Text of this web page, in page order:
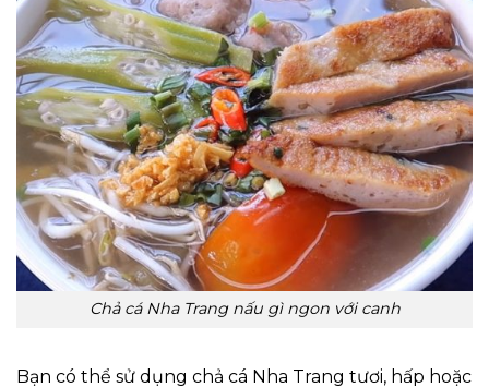
Chả cá Nha Trang nấu gì ngon với canh
Bạn có thể sử dụng chả cá Nha Trang tươi, hấp hoặc